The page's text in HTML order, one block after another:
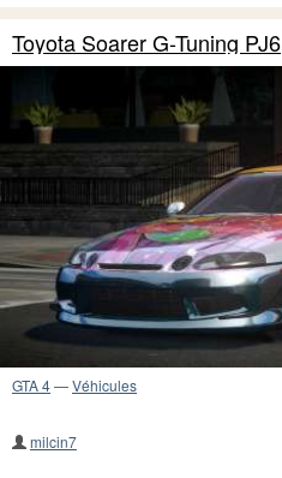
Toyota Soarer G-Tuning PJ6
GTA 4—Véhicules
milcin7